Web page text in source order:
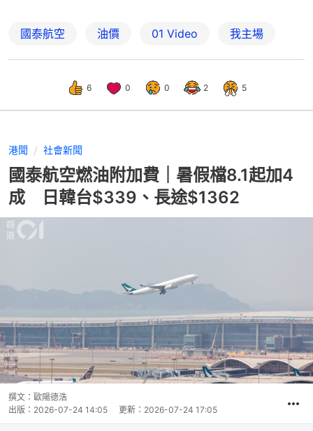
國泰航空 油價 01 Video 我主場
6 0 0 2 5
港聞 社會新聞
國泰航空燃油附加費｜暑假檔8.1起加4
成 日韓台$339、長途$1362
撰文： 歐陽德浩
出版： 2026-07-24 14:05 更新： 2026-07-24 17:05